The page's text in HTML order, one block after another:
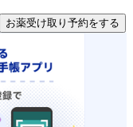
お薬受け取り予約をする